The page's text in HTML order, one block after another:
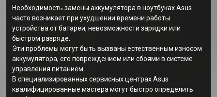
Необходимость замены аккумулятора в ноутбуках Asus
часто возникает при ухудшении времени работы
устройства от батареи, невозможности зарядки или
быстром разряде.
Эти проблемы могут быть вызваны естественным износом
аккумулятора, его повреждением или сбоями в системе
управления питанием.
В специализированных сервисных центрах Asus
квалифицированные мастера могут быстро определить